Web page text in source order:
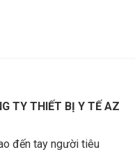
TY THIẾT BỊ Y TẾ AZ
đến tay người tiêu